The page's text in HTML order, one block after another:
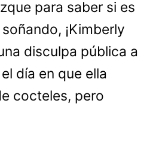
para saber si es
¡Kimberly
disculpa pública a
día en que ella
cocteles, pero